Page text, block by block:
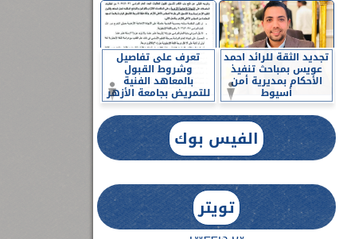
تجديد الثقة للرائد احمد
عويس بمباحث تنفيذ
الأحكام بمديرية أمن
أسيوط
تعرف على تفاصيل
وشروط القبول
بالمعاهد الفنية
للتمريض بجامعة الأزهر
الفيس بوك
تويتر